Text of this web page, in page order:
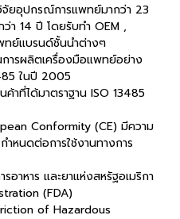
จัยอุปกรณ์การแพทย์มากว่า 23
า 14 ปี โดยรับทำ OEM ,
ย์แบรนด์ชั้นนำต่างๆ
การผลิตเครื่องมือแพทย์อย่าง
ในปี 2005
าที่ได้มาตราฐาน ISO 13485
Conformity (CE) มีความ
นดต่อการใช้งานทางการ
อาหาร และยาแห่งสหรัฐอเมริกา
(FDA)
of Hazardous